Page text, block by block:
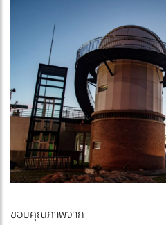
ขอบคุณภาพจาก